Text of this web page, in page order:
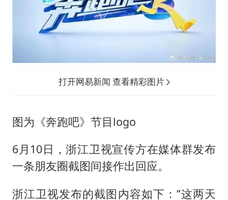
打开网易新闻 查看精彩图片
图为《奔跑吧》节目logo
6月10日，浙江卫视宣传方在媒体群发布
一条朋友圈截图间接作出回应。
浙江卫视发布的截图内容如下：“这两天